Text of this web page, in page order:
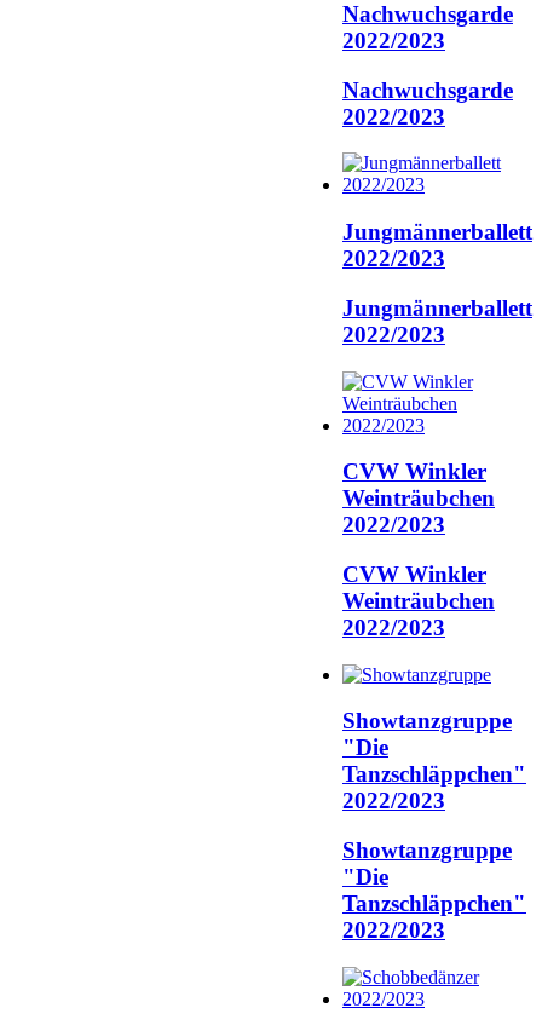
Nachwuchsgarde
2022/2023
Nachwuchsgarde
2022/2023
Jungmännerballett
2022/2023
Jungmännerballett
2022/2023
CVW Winkler
Weinträubchen
2022/2023
CVW Winkler
Weinträubchen
2022/2023
Showtanzgruppe
"Die
Tanzschläppchen"
2022/2023
Showtanzgruppe
"Die
Tanzschläppchen"
2022/2023